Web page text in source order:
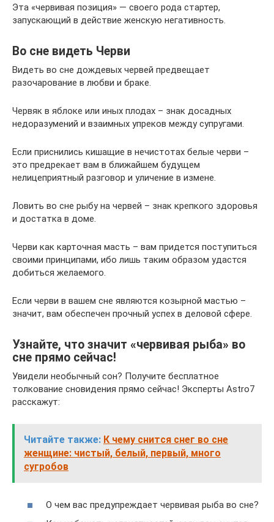
Эта «червивая позиция» — своего рода стартер,
запускающий в действие женскую негативность.
Во сне видеть Черви
Видеть во сне дождевых червей предвещает
разочарование в любви и браке.
Червяк в яблоке или иных плодах – знак досадных
недоразумений и взаимных упреков между супругами.
Если приснились кишащие в нечистотах белые черви –
это предрекает вам в ближайшем будущем
нелицеприятный разговор и уличение в измене.
Ловить во сне рыбу на червей – знак крепкого здоровья
и достатка в доме.
Черви как карточная масть – вам придется поступиться
своими принципами, ибо лишь таким образом удастся
добиться желаемого.
Если черви в вашем сне являются козырной мастью –
значит, вам обеспечен прочный успех в деловой сфере.
Узнайте, что значит «червивая рыба» во
сне прямо сейчас!
Увидели необычный сон? Получите бесплатное
толкование сновидения прямо сейчас! Эксперты Astro7
расскажут:
Читайте также: К чему снится снег во сне
женщине: чистый, белый, первый, много
сугробов
О чем вас предупреждает червивая рыба во сне?